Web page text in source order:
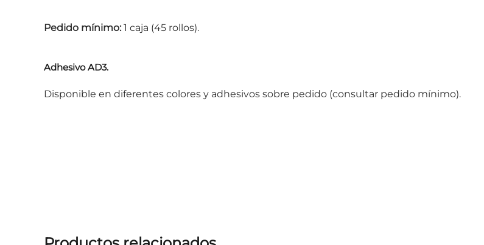
Pedido mínimo: 1 caja (45 rollos).
Adhesivo AD3.
Disponible en diferentes colores y adhesivos sobre pedido (consultar pedido mínimo).